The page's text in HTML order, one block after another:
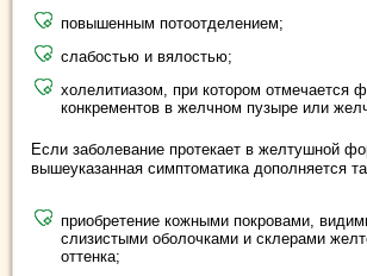
повышенным потоотделением;
слабостью и вялостью;
холелитиазом, при котором отмечается
конкрементов в желчном пузыре или
Если заболевание протекает в желтушной
вышеуказанная симптоматика дополняется
приобретение кожными покровами,
слизистыми оболочками и склерами
оттенка;